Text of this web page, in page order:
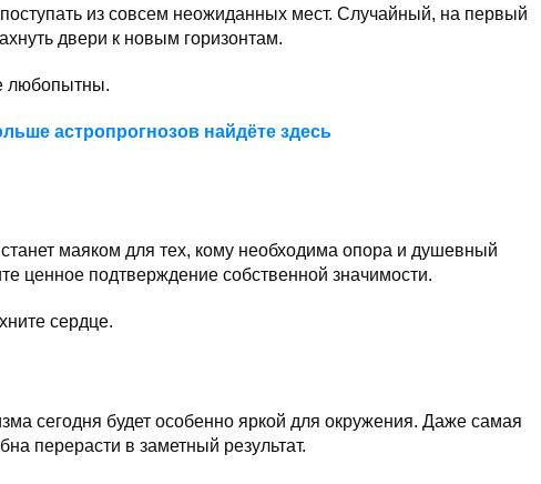
из совсем неожиданных мест. Случайный, на первый
двери к новым горизонтам.
любопытны.
астропрогнозов найдёте здесь
маяком для тех, кому необходима опора и душевный
ценное подтверждение собственной значимости.
сердце.
сегодня будет особенно яркой для окружения. Даже самая
перерасти в заметный результат.